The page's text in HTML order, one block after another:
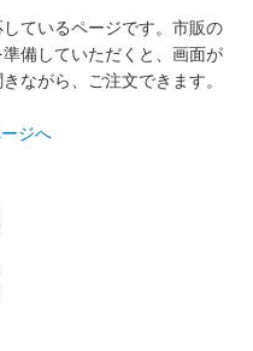
ているページです。市販の
備していただくと、画面が
ながら、ご注文できます。
ジへ